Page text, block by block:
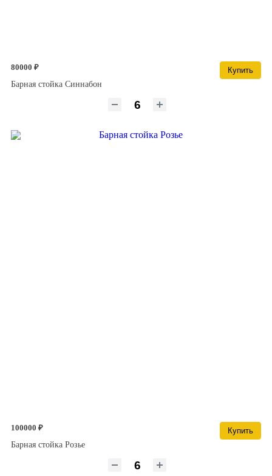
80000 ₽
Купить
Барная стойка Синнабон
100000 ₽
Купить
Барная стойка Розье